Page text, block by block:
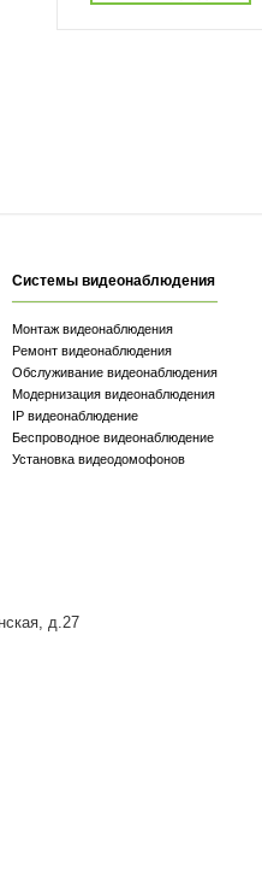
д.27
Системы видеонаблюдения
Монтаж видеонаблюдения
Ремонт видеонаблюдения
Обслуживание видеонаблюдения
Модернизация видеонаблюдения
IP видеонаблюдение
Беспроводное видеонаблюдение
Установка видеодомофонов